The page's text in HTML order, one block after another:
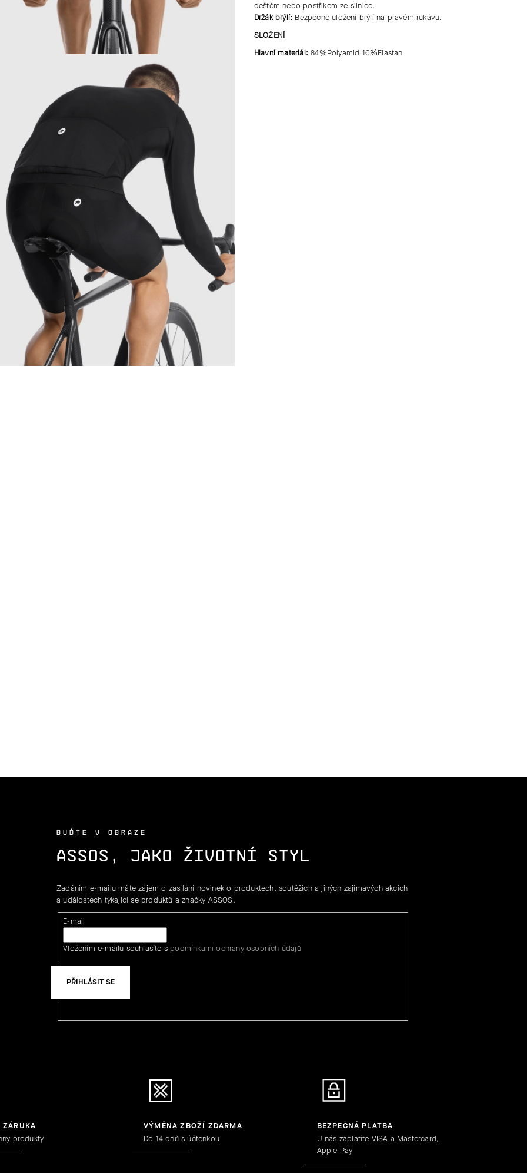
deštěm nebo postřikem ze silnice.
Držák brýlí: Bezpečné uložení brýlí na pravém rukávu.
SLOŽENÍ
Hlavní materiál: 84%Polyamid 16%Elastan
BUĎTE V OBRAZE
ASSOS, JAKO ŽIVOTNÍ STYL
Zadáním e-mailu máte zájem o zasílání novinek o produktech, soutěžích a jiných zajímavých akcích
a událostech týkající se produktů a značky ASSOS.
E-mail
Vložením e-mailu souhlasíte s podmínkami ochrany osobních údajů
PŘIHLÁSIT SE
ZÁRUKA
produkty
VÝMĚNA ZBOŽÍ ZDARMA
Do 14 dnů s účtenkou
BEZPEČNÁ PLATBA
U nás zaplatíte VISA a Mastercard,
Apple Pay